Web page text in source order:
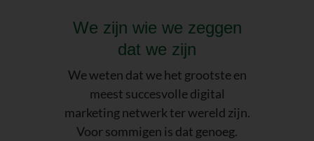
We zijn wie we zeggen
dat we zijn
We weten dat we het grootste en
meest succesvolle digital
marketing netwerk ter wereld zijn.
Voor sommigen is dat genoeg.